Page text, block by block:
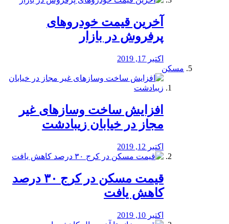
آخرین قیمت خودرو‌های
پرفروش در بازار
اکتبر 17, 2019
مسکن
افزایش ساخت وسازهای غیر
مجاز در خیابان زیبادشت
اکتبر 12, 2019
️قیمت مسکن در کرج ۳۰ درصد
کاهش یافت
اکتبر 10, 2019